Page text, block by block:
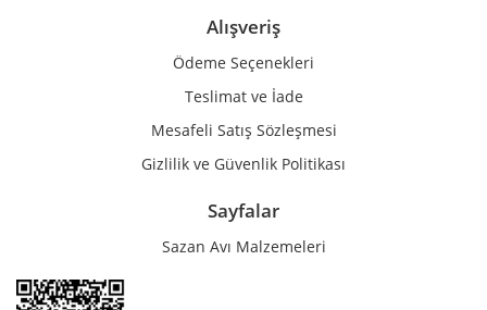
Alışveriş
Ödeme Seçenekleri
Teslimat ve İade
Mesafeli Satış Sözleşmesi
Gizlilik ve Güvenlik Politikası
Sayfalar
Sazan Avı Malzemeleri